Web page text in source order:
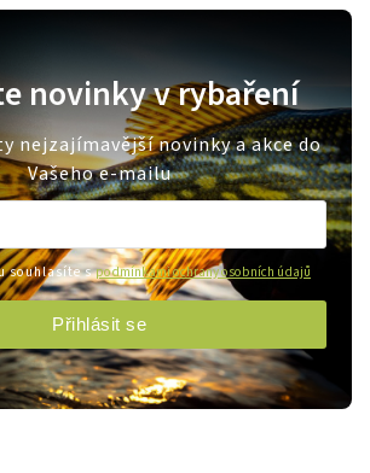
novinky v rybaření
nejzajímavější novinky a akce do
Vašeho e-mailu
souhlasíte spodmínkami ochrany osobních údajů
Přihlásit se